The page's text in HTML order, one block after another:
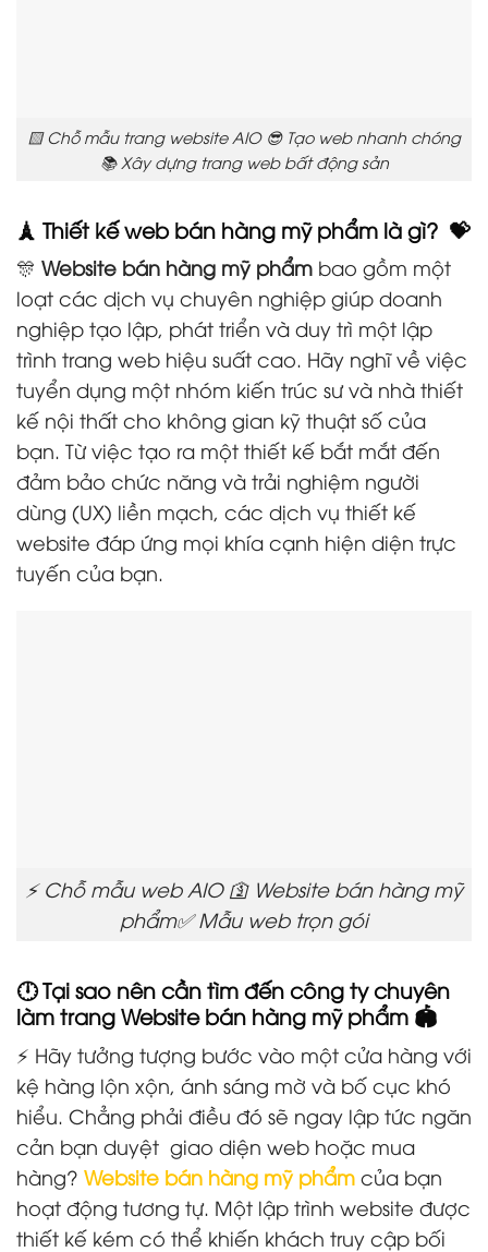
🟨 Chỗ mẫu trang website AIO 😎 Tạo web nhanh chóng
📚 Xây dựng trang web bất động sản
🗼 Thiết kế web bán hàng mỹ phẩm là gì? 💝
🎊 Website bán hàng mỹ phẩm bao gồm một
loạt các dịch vụ chuyên nghiệp giúp doanh
nghiệp tạo lập, phát triển và duy trì một lập
trình trang web hiệu suất cao. Hãy nghĩ về việc
tuyển dụng một nhóm kiến trúc sư và nhà thiết
kế nội thất cho không gian kỹ thuật số của
bạn. Từ việc tạo ra một thiết kế bắt mắt đến
đảm bảo chức năng và trải nghiệm người
dùng (UX) liền mạch, các dịch vụ thiết kế
website đáp ứng mọi khía cạnh hiện diện trực
tuyến của bạn.
⚡ Chỗ mẫu web AIO 🛐 Website bán hàng mỹ
phẩm✅ Mẫu web trọn gói
🕛 Tại sao nên cần tìm đến công ty chuyên
làm trang Website bán hàng mỹ phẩm 🏟️
⚡ Hãy tưởng tượng bước vào một cửa hàng với
kệ hàng lộn xộn, ánh sáng mờ và bố cục khó
hiểu. Chẳng phải điều đó sẽ ngay lập tức ngăn
cản bạn duyệt giao diện web hoặc mua
hàng? Website bán hàng mỹ phẩm của bạn
hoạt động tương tự. Một lập trình website được
thiết kế kém có thể khiến khách truy cập bối